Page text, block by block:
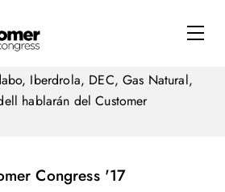
Iberdrola, DEC, Gas Natural,
hablarán del Customer
Congress '17